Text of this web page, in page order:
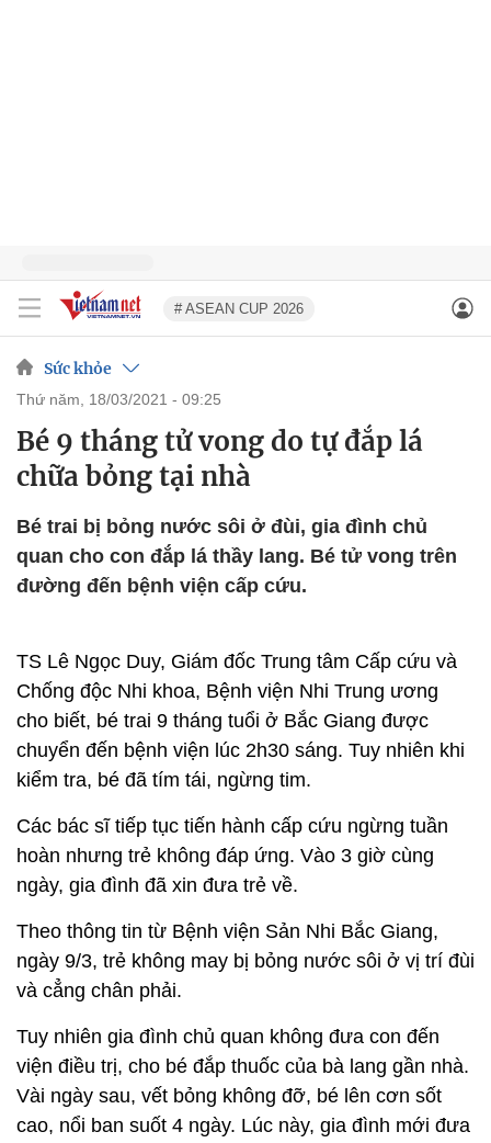
# ASEAN CUP 2026
Sức khỏe
thứ năm, 18/03/2021 - 09:25
Bé 9 tháng tử vong do tự đắp lá
chữa bỏng tại nhà
Bé trai bị bỏng nước sôi ở đùi, gia đình chủ
quan cho con đắp lá thầy lang. Bé tử vong trên
đường đến bệnh viện cấp cứu.
TS Lê Ngọc Duy, Giám đốc Trung tâm Cấp cứu và
Chống độc Nhi khoa, Bệnh viện Nhi Trung ương
cho biết, bé trai 9 tháng tuổi ở Bắc Giang được
chuyển đến bệnh viện lúc 2h30 sáng. Tuy nhiên khi
kiểm tra, bé đã tím tái, ngừng tim.
Các bác sĩ tiếp tục tiến hành cấp cứu ngừng tuần
hoàn nhưng trẻ không đáp ứng. Vào 3 giờ cùng
ngày, gia đình đã xin đưa trẻ về.
Theo thông tin từ Bệnh viện Sản Nhi Bắc Giang,
ngày 9/3, trẻ không may bị bỏng nước sôi ở vị trí đùi
và cẳng chân phải.
Tuy nhiên gia đình chủ quan không đưa con đến
viện điều trị, cho bé đắp thuốc của bà lang gần nhà.
Vài ngày sau, vết bỏng không đỡ, bé lên cơn sốt
cao, nổi ban suốt 4 ngày. Lúc này, gia đình mới đưa